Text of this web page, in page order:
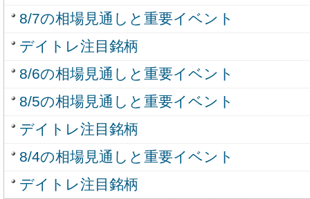
8/7の相場見通しと重要イベント
デイトレ注目銘柄
8/6の相場見通しと重要イベント
8/5の相場見通しと重要イベント
デイトレ注目銘柄
8/4の相場見通しと重要イベント
デイトレ注目銘柄